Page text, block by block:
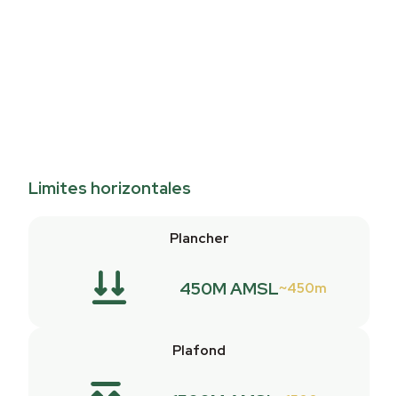
Limites horizontales
Plancher
450M AMSL 450m
Plafond